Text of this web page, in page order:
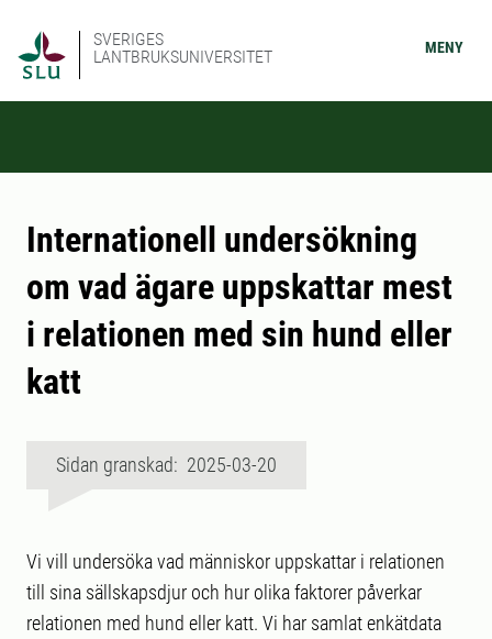
SVERIGES
LANTBRUKSUNIVERSITET
MENY
Internationell undersökning
om vad ägare uppskattar mest
i relationen med sin hund eller
katt
Sidan granskad: 2025-03-20
Vi vill undersöka vad människor uppskattar i relationen
till sina sällskapsdjur och hur olika faktorer påverkar
relationen med hund eller katt. Vi har samlat enkätdata